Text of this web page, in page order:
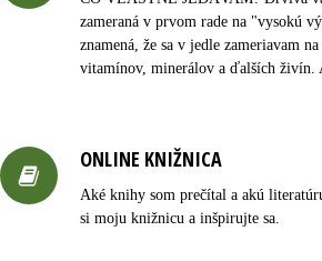
zameraná v prvom rade na "vysokú
znamená, že sa v jedle zameriavam
vitamínov, minerálov a ďalších živín.
ONLINE KNIŽNICA
Aké knihy som prečítal a akú
si moju knižnicu a inšpirujte sa.